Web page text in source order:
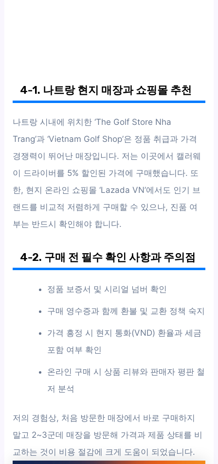
4-1. 나트랑 현지 매장과 쇼핑몰 추천
나트랑 시내에 위치한 ‘The Golf Store Nha
Trang’과 ‘Vietnam Golf Shop’은 정품 취급과 가격
경쟁력이 뛰어난 매장입니다. 저는 이곳에서 캘러웨
이 드라이버를 5% 할인된 가격에 구매했습니다. 또
한, 현지 온라인 쇼핑몰 ‘Lazada VN’에서도 인기 브
랜드를 비교적 저렴하게 구매할 수 있으나, 진품 여
부는 반드시 확인해야 합니다.
4-2. 구매 전 필수 확인 사항과 주의점
정품 보증서 및 시리얼 넘버 확인
구매 영수증과 함께 환불 및 교환 정책 숙지
가격 흥정 시 현지 통화(VND) 환율과 세금
포함 여부 확인
온라인 구매 시 상품 리뷰와 판매자 평판 철
저 분석
저의 경험상, 처음 방문한 매장에서 바로 구매하지
말고 2~3군데 매장을 방문해 가격과 제품 상태를 비
교하는 것이 비용 절감에 크게 도움이 되었습니다.